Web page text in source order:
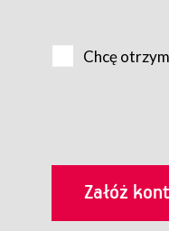
utrwalenie i
§ 3
Chcę